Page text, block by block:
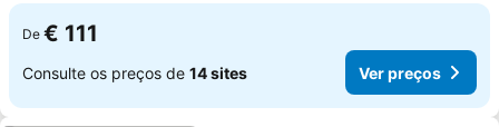
De € 111
Consulte os preços de 14 sites Ver preços